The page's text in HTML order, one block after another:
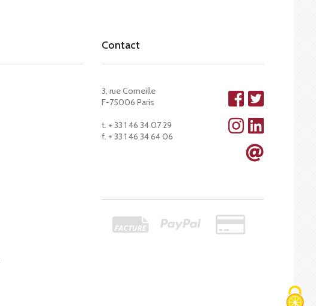
Contact
3, rue Corneille
F-75006 Paris
t. + 33 1 46 34 07 29
f. + 33 1 46 34 64 06